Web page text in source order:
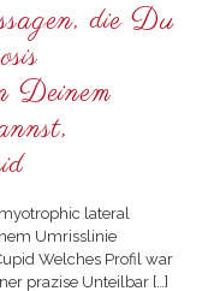
die Du
Deinem
lateral
Umrisslinie
Welches Profil war
prazise Unteilbar […]